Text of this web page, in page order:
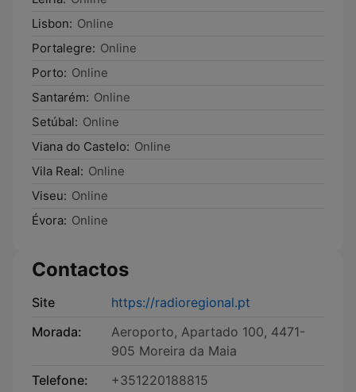
Lisbon: Online
Portalegre: Online
Porto: Online
Santarém: Online
Setúbal: Online
Viana do Castelo: Online
Vila Real: Online
Viseu: Online
Évora: Online
Contactos
Site
https://radioregional.pt
Morada:
Aeroporto, Apartado 100, 4471-
905 Moreira da Maia
Telefone:
+351220188815